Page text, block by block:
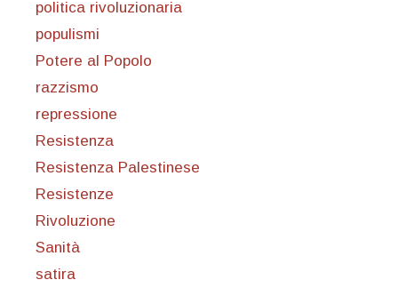
politica rivoluzionaria
populismi
Potere al Popolo
razzismo
repressione
Resistenza
Resistenza Palestinese
Resistenze
Rivoluzione
Sanità
satira